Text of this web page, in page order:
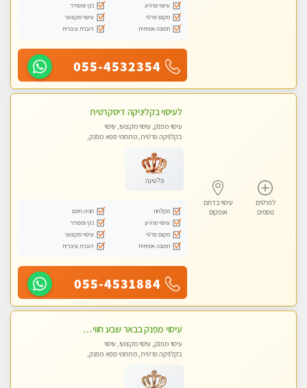
עיסוי מרגיע
נקי ומסודר
מקום פרטי
עיסוי מקצועי
תמונה אמיתית
דוברת עיברית
055-4532354
לפרטים
נוספים
עיסוי בדרום
אופקים
לעיסוי בקליניקה דיסקרטית
עיסוי מפנק, עיסוי מקצועי, עיסוי
בקלניקה פרטית, מתחמי ספא מפנק,
פלטינה
מקלחת
חניה חינם
עיסוי מרגיע
נקי ומסודר
מקום פרטי
עיסוי מקצועי
תמונה אמיתית
דוברת עיברית
055-4531884
עיסוי מפנק בבאר שבע חוויה מרגיעה ובלתי נשכחת מעסות מקצועיות
עיסוי מפנק, עיסוי מקצועי, עיסוי
בקלניקה פרטית, מתחמי ספא מפנק,